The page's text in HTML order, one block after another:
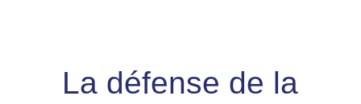
La défense de la